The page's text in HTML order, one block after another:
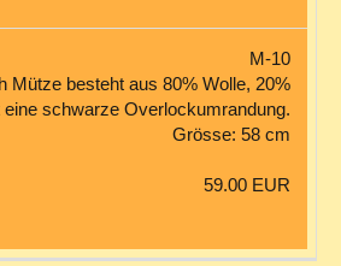
M-10
Mütze besteht aus 80% Wolle, 20%
eine schwarze Overlockumrandung.
Grösse: 58 cm
59.00 EUR